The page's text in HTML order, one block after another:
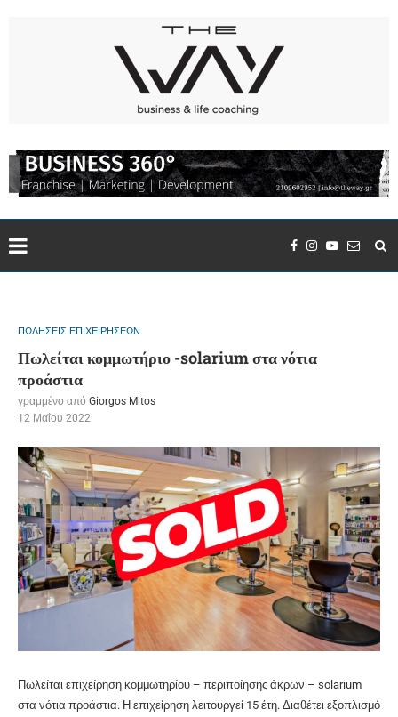
ΠΩΛΗΣΕΙΣ ΕΠΙΧΕΙΡΗΣΕΩΝ
Πωλείται κομμωτήριο -solarium στα νότια
προάστια
γραμμένο από Giorgos Mitos
12 Μαΐου 2022
Πωλείται επιχείρηση κομμωτηρίου – περιποίησης άκρων – solarium
στα νότια προάστια. Η επιχείρηση λειτουργεί 15 έτη. Διαθέτει εξοπλισμό